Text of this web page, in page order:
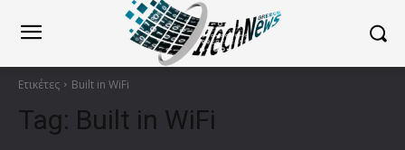
Ετικέτες Built in WiFi
Tag: Built in WiFi